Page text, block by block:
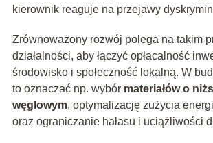
kierownik reaguje na przejawy
Zrównoważony rozwój polega na takim
działalności, aby łączyć opłacalność
środowisko i społeczność lokalną. W
to oznaczać np. wybór materiałów o
węglowym, optymalizację zużycia
oraz ograniczanie hałasu i uciążliwości